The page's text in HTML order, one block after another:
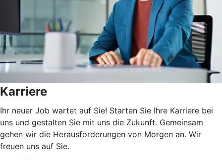
Karriere
Ihr neuer Job wartet auf Sie! Starten Sie Ihre Karriere bei
uns und gestalten Sie mit uns die Zukunft. Gemeinsam
gehen wir die Herausforderungen von Morgen an. Wir
freuen uns auf Sie.